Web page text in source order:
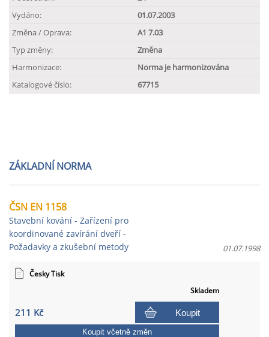
Vydáno:
01.07.2003
Změna / Oprava:
A1 7.03
Typ změny:
Změna
Harmonizace:
Norma je harmonizována
Katalogové číslo:
67715
ZÁKLADNÍ NORMA
ČSN EN 1158
Stavební kování - Zařízení pro
koordinované zavírání dveří -
Požadavky a zkušební metody
01.07.1998
Česky Tisk
Skladem
211 Kč Koupit
Koupit včetně změn